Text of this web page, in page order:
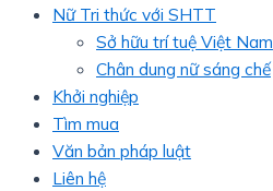
Nữ Tri thức với SHTT
Sở hữu trí tuệ Việt Nam
Chân dung nữ sáng chế
Khởi nghiệp
Tìm mua
Văn bản pháp luật
Liên hệ